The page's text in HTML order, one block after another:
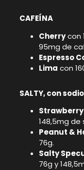
CAFEÍNA
Cherrycon
95mg de
Espresso
Lima con
SALTY, con
Strawberry
148,5mg de
Peanut &
76g.
Salty
76g y